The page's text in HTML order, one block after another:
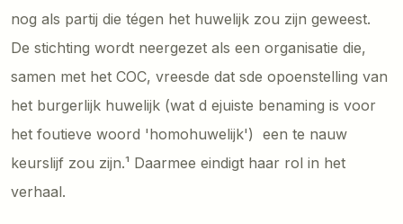
nog als partij die tégen het huwelijk zou zijn geweest.
De stichting wordt neergezet als een organisatie die,
samen met het COC, vreesde dat sde opoenstelling van
het burgerlijk huwelijk (wat d ejuiste benaming is voor
het foutieve woord 'homohuwelijk') een te nauw
keurslijf zou zijn.¹ Daarmee eindigt haar rol in het
verhaal.